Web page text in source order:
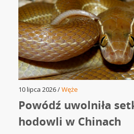
10 lipca 2026 /Węże
Powódź uwolniła
hodowli w Chinach